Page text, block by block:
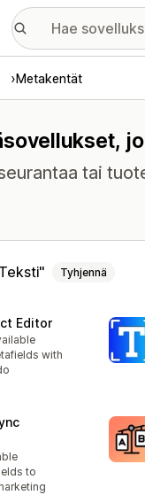
Metakentät
tai
Teksti Tyhjennä
Editor
with
to